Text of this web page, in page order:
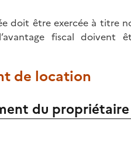
doit être exercée à titre
fiscal doivent
de location
du